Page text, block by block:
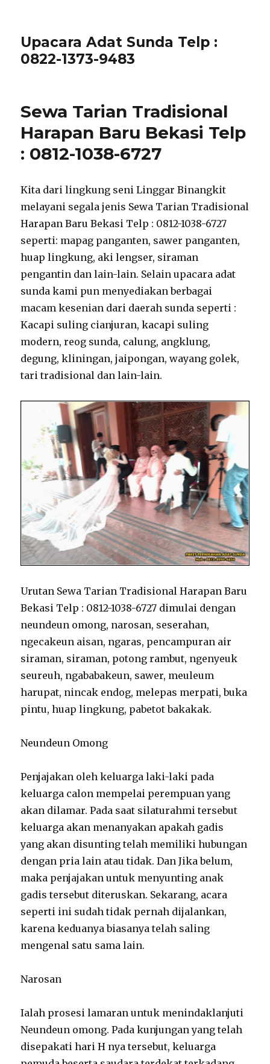
Upacara Adat Sunda Telp :
0822-1373-9483
Sewa Tarian Tradisional
Harapan Baru Bekasi Telp
: 0812-1038-6727
Kita dari lingkung seni Linggar Binangkit
melayani segala jenis Sewa Tarian Tradisional
Harapan Baru Bekasi Telp : 0812-1038-6727
seperti: mapag panganten, sawer panganten,
huap lingkung, aki lengser, siraman
pengantin dan lain-lain. Selain upacara adat
sunda kami pun menyediakan berbagai
macam kesenian dari daerah sunda seperti :
Kacapi suling cianjuran, kacapi suling
modern, reog sunda, calung, angklung,
degung, kliningan, jaipongan, wayang golek,
tari tradisional dan lain-lain.
Urutan Sewa Tarian Tradisional Harapan Baru
Bekasi Telp : 0812-1038-6727 dimulai dengan
neundeun omong, narosan, seserahan,
ngecakeun aisan, ngaras, pencampuran air
siraman, siraman, potong rambut, ngenyeuk
seureuh, ngababakeun, sawer, meuleum
harupat, nincak endog, melepas merpati, buka
pintu, huap lingkung, pabetot bakakak.
Neundeun Omong
Penjajakan oleh keluarga laki-laki pada
keluarga calon mempelai perempuan yang
akan dilamar. Pada saat silaturahmi tersebut
keluarga akan menanyakan apakah gadis
yang akan disunting telah memiliki hubungan
dengan pria lain atau tidak. Dan Jika belum,
maka penjajakan untuk menyunting anak
gadis tersebut diteruskan. Sekarang, acara
seperti ini sudah tidak pernah dijalankan,
karena keduanya biasanya telah saling
mengenal satu sama lain.
Narosan
Ialah prosesi lamaran untuk menindaklanjuti
Neundeun omong. Pada kunjungan yang telah
disepakati hari H nya tersebut, keluarga